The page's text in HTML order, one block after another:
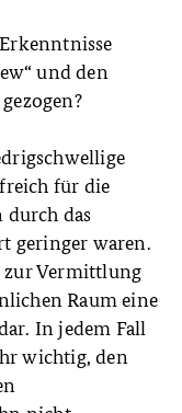
und den
für die
durch das
geringer waren.
zur Vermittlung
Raum eine
In jedem Fall
wichtig, den